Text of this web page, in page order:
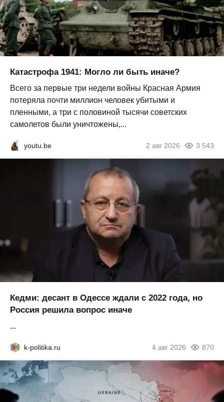
Катастрофа 1941: Могло ли быть иначе?
Всего за первые три недели войны Красная Армия
потеряла почти миллион человек убитыми и
пленными, а три с половиной тысячи советских
самолетов были уничтожены,...
youtu.be 2 авг 2026 3 543
Кедми: десант в Одессе ждали с 2022 года, но
Россия решила вопрос иначе
...
k-politika.ru 4 авг 2026 870